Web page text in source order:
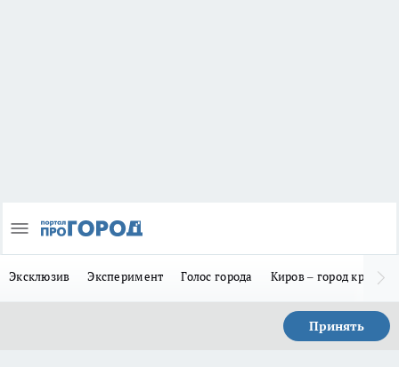
Эксклюзив Эксперимент Голос города Киров – город
Принять